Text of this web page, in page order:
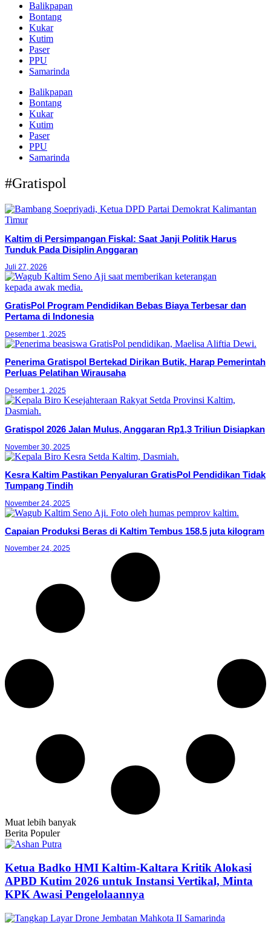
Balikpapan
Bontang
Kukar
Kutim
Paser
PPU
Samarinda
Balikpapan
Bontang
Kukar
Kutim
Paser
PPU
Samarinda
#Gratispol
Kaltim di Persimpangan Fiskal: Saat Janji Politik Harus
Tunduk Pada Disiplin Anggaran
Juli 27, 2026
GratisPol Program Pendidikan Bebas Biaya Terbesar dan
Pertama di Indonesia
Desember 1, 2025
Penerima Gratispol Bertekad Dirikan Butik, Harap Pemerintah
Perluas Pelatihan Wirausaha
Desember 1, 2025
Gratispol 2026 Jalan Mulus, Anggaran Rp1,3 Triliun Disiapkan
November 30, 2025
Kesra Kaltim Pastikan Penyaluran GratisPol Pendidikan Tidak
Tumpang Tindih
November 24, 2025
Capaian Produksi Beras di Kaltim Tembus 158,5 juta kilogram
November 24, 2025
Muat lebih banyak
Berita Populer
Ketua Badko HMI Kaltim-Kaltara Kritik Alokasi
APBD Kutim 2026 untuk Instansi Vertikal, Minta
KPK Awasi Pengelolaannya